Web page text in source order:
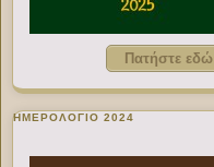
Πατήστε εδώ
ΗΜΕΡΟΛΟΓΙΟ 2024